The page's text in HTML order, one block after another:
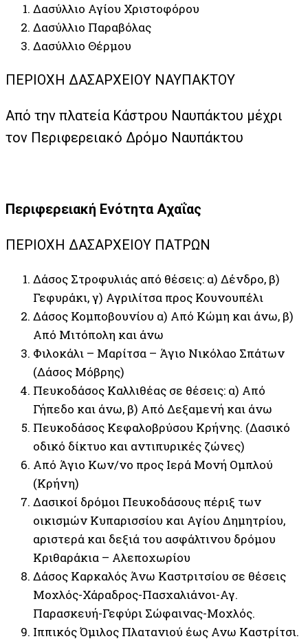
Δασύλλιο Αγίου Χριστοφόρου
Δασύλλιο Παραβόλας
Δασύλλιο Θέρμου
ΠΕΡΙΟΧΗ ΔΑΣΑΡΧΕΙΟΥ ΝΑΥΠΑΚΤΟΥ
Από την πλατεία Κάστρου Ναυπάκτου μέχρι
τον Περιφερειακό Δρόμο Ναυπάκτου
Περιφερειακή Ενότητα Αχαΐας
ΠΕΡΙΟΧΗ ΔΑΣΑΡΧΕΙΟΥ ΠΑΤΡΩΝ
Δάσος Στροφυλιάς από θέσεις: α) Δένδρο, β)
Γεφυράκι, γ) Αγριλίτσα προς Κουνουπέλι
Δάσος Κομποβουνίου α) Από Κώμη και άνω, β)
Από Μιτόπολη και άνω
Φιλοκάλι – Μαρίτσα – Άγιο Νικόλαο Σπάτων
(Δάσος Μόβρης)
Πευκοδάσος Καλλιθέας σε θέσεις: α) Από
Γήπεδο και άνω, β) Από Δεξαμενή και άνω
Πευκοδάσος Κεφαλοβρύσου Κρήνης. (Δασικό
οδικό δίκτυο και αντιπυρικές ζώνες)
Από Άγιο Κων/νο προς Ιερά Μονή Ομπλού
(Κρήνη)
Δασικοί δρόμοι Πευκοδάσους πέριξ των
οικισμών Κυπαρισσίου και Αγίου Δημητρίου,
αριστερά και δεξιά του ασφάλτινου δρόμου
Κριθαράκια – Αλεποχωρίου
Δάσος Καρκαλός Άνω Καστριτσίου σε θέσεις
Μοχλός-Χάραδρος-Πασχαλιάνοι-Αγ.
Παρασκευή-Γεφύρι Σώφαινας-Μοχλός.
Ιππικός Όμιλος Πλατανιού έως Ανω Καστρίτσι.